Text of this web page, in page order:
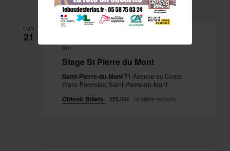
LUN
21
pm
Stage St Pierre du Mont
Saint-Pierre-du-Mont71 Avenue du Corps
Franc Pommies, Saint-Pierre-du-Mont
Obtenir Billets 225.00€ 10 billets restants